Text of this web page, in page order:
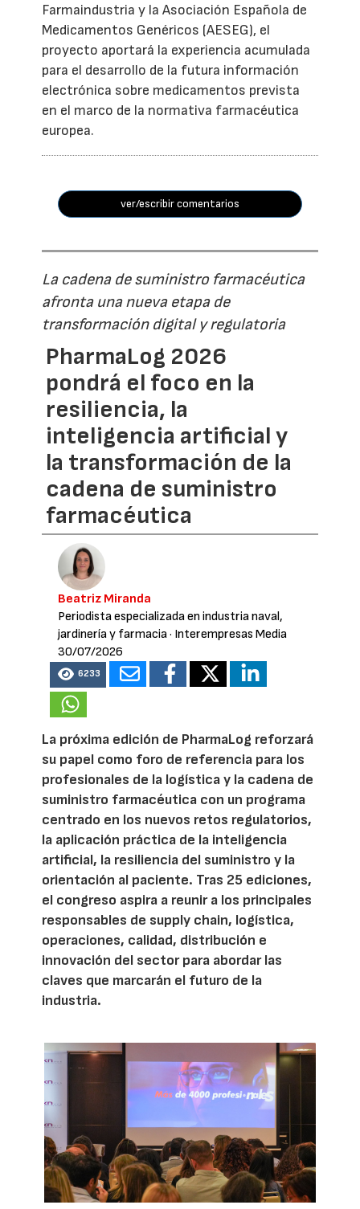
Farmaindustria y la Asociación Española de
Medicamentos Genéricos (AESEG), el
proyecto aportará la experiencia acumulada
para el desarrollo de la futura información
electrónica sobre medicamentos prevista
en el marco de la normativa farmacéutica
europea.
ver/escribir comentarios
La cadena de suministro farmacéutica
afronta una nueva etapa de
transformación digital y regulatoria
PharmaLog 2026
pondrá el foco en la
resiliencia, la
inteligencia artificial y
la transformación de la
cadena de suministro
farmacéutica
Beatriz Miranda
Periodista especializada en industria naval,
jardinería y farmacia· Interempresas Media
30/07/2026
6233
La próxima edición de PharmaLog reforzará
su papel como foro de referencia para los
profesionales de la logística y la cadena de
suministro farmacéutica con un programa
centrado en los nuevos retos regulatorios,
la aplicación práctica de la inteligencia
artificial, la resiliencia del suministro y la
orientación al paciente. Tras 25 ediciones,
el congreso aspira a reunir a los principales
responsables de supply chain, logística,
operaciones, calidad, distribución e
innovación del sector para abordar las
claves que marcarán el futuro de la
industria.